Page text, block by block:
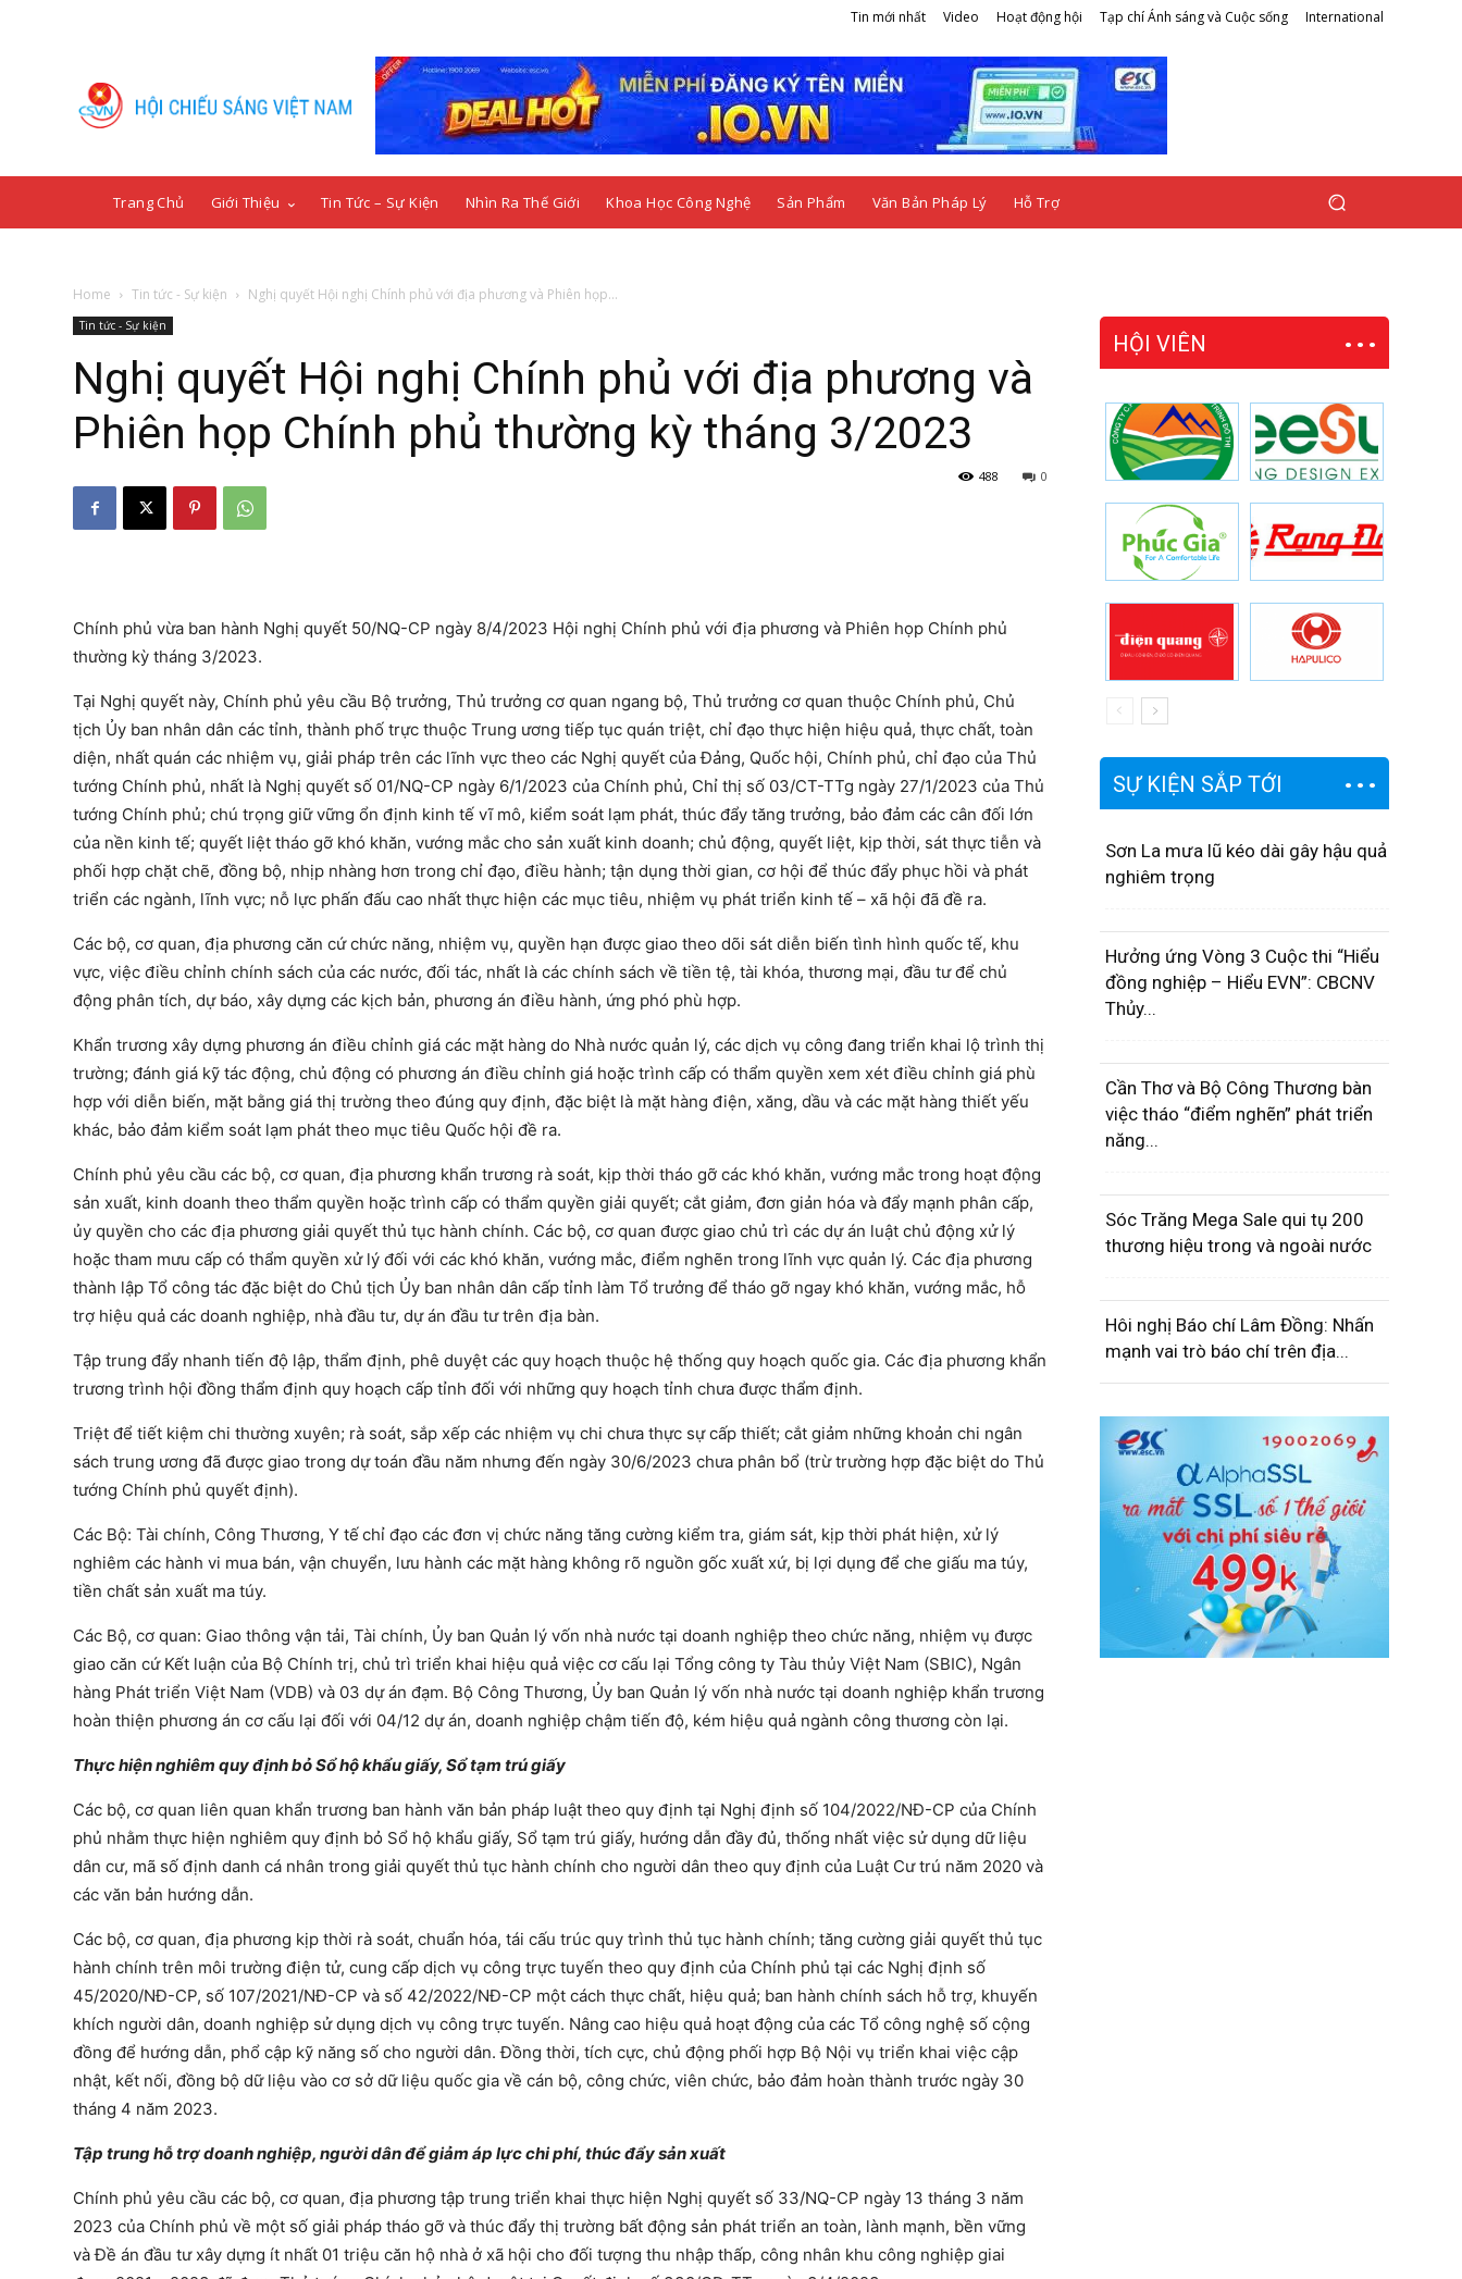
Tin mới nhất Video Hoạt động hội Tạp chí Ánh sáng và Cuộc sống International
Trang Chủ Giới Thiệu Tin Tức – Sự Kiện Nhìn Ra Thế Giới Khoa Học Công Nghệ Sản Phẩm Văn Bản Pháp Lý Hỗ Trợ
Home Tin tức - Sự kiện Nghị quyết Hội nghị Chính phủ với địa phương và Phiên họp...
Tin tức - Sự kiện
Nghị quyết Hội nghị Chính phủ với địa phương và
Phiên họp Chính phủ thường kỳ tháng 3/2023
0
488
Chính phủ vừa ban hành Nghị quyết 50/NQ-CP ngày 8/4/2023 Hội nghị Chính phủ với địa phương và Phiên họp Chính phủ
thường kỳ tháng 3/2023.
Tại Nghị quyết này, Chính phủ yêu cầu Bộ trưởng, Thủ trưởng cơ quan ngang bộ, Thủ trưởng cơ quan thuộc Chính phủ, Chủ
tịch Ủy ban nhân dân các tỉnh, thành phố trực thuộc Trung ương tiếp tục quán triệt, chỉ đạo thực hiện hiệu quả, thực chất, toàn
diện, nhất quán các nhiệm vụ, giải pháp trên các lĩnh vực theo các Nghị quyết của Đảng, Quốc hội, Chính phủ, chỉ đạo của Thủ
tướng Chính phủ, nhất là Nghị quyết số 01/NQ-CP ngày 6/1/2023 của Chính phủ, Chỉ thị số 03/CT-TTg ngày 27/1/2023 của Thủ
tướng Chính phủ; chú trọng giữ vững ổn định kinh tế vĩ mô, kiểm soát lạm phát, thúc đẩy tăng trưởng, bảo đảm các cân đối lớn
của nền kinh tế; quyết liệt tháo gỡ khó khăn, vướng mắc cho sản xuất kinh doanh; chủ động, quyết liệt, kịp thời, sát thực tiễn và
phối hợp chặt chẽ, đồng bộ, nhịp nhàng hơn trong chỉ đạo, điều hành; tận dụng thời gian, cơ hội để thúc đẩy phục hồi và phát
triển các ngành, lĩnh vực; nỗ lực phấn đấu cao nhất thực hiện các mục tiêu, nhiệm vụ phát triển kinh tế – xã hội đã đề ra.
Các bộ, cơ quan, địa phương căn cứ chức năng, nhiệm vụ, quyền hạn được giao theo dõi sát diễn biến tình hình quốc tế, khu
vực, việc điều chỉnh chính sách của các nước, đối tác, nhất là các chính sách về tiền tệ, tài khóa, thương mại, đầu tư để chủ
động phân tích, dự báo, xây dựng các kịch bản, phương án điều hành, ứng phó phù hợp.
Khẩn trương xây dựng phương án điều chỉnh giá các mặt hàng do Nhà nước quản lý, các dịch vụ công đang triển khai lộ trình thị
trường; đánh giá kỹ tác động, chủ động có phương án điều chỉnh giá hoặc trình cấp có thẩm quyền xem xét điều chỉnh giá phù
hợp với diễn biến, mặt bằng giá thị trường theo đúng quy định, đặc biệt là mặt hàng điện, xăng, dầu và các mặt hàng thiết yếu
khác, bảo đảm kiểm soát lạm phát theo mục tiêu Quốc hội đề ra.
Chính phủ yêu cầu các bộ, cơ quan, địa phương khẩn trương rà soát, kịp thời tháo gỡ các khó khăn, vướng mắc trong hoạt động
sản xuất, kinh doanh theo thẩm quyền hoặc trình cấp có thẩm quyền giải quyết; cắt giảm, đơn giản hóa và đẩy mạnh phân cấp,
ủy quyền cho các địa phương giải quyết thủ tục hành chính. Các bộ, cơ quan được giao chủ trì các dự án luật chủ động xử lý
hoặc tham mưu cấp có thẩm quyền xử lý đối với các khó khăn, vướng mắc, điểm nghẽn trong lĩnh vực quản lý. Các địa phương
thành lập Tổ công tác đặc biệt do Chủ tịch Ủy ban nhân dân cấp tỉnh làm Tổ trưởng để tháo gỡ ngay khó khăn, vướng mắc, hỗ
trợ hiệu quả các doanh nghiệp, nhà đầu tư, dự án đầu tư trên địa bàn.
Tập trung đẩy nhanh tiến độ lập, thẩm định, phê duyệt các quy hoạch thuộc hệ thống quy hoạch quốc gia. Các địa phương khẩn
trương trình hội đồng thẩm định quy hoạch cấp tỉnh đối với những quy hoạch tỉnh chưa được thẩm định.
Triệt để tiết kiệm chi thường xuyên; rà soát, sắp xếp các nhiệm vụ chi chưa thực sự cấp thiết; cắt giảm những khoản chi ngân
sách trung ương đã được giao trong dự toán đầu năm nhưng đến ngày 30/6/2023 chưa phân bổ (trừ trường hợp đặc biệt do Thủ
tướng Chính phủ quyết định).
Các Bộ: Tài chính, Công Thương, Y tếchỉ đạo các đơn vị chức năng tăng cường kiểm tra, giám sát, kịp thời phát hiện, xử lý
nghiêm các hành vi mua bán, vận chuyển, lưu hành các mặt hàng không rõ nguồn gốc xuất xứ, bị lợi dụng để che giấu ma túy,
tiền chất sản xuất ma túy.
Các Bộ, cơ quan: Giao thông vận tải, Tài chính, Ủy ban Quản lý vốn nhà nước tại doanh nghiệp theo chức năng, nhiệm vụ được
giao căn cứ Kết luận của Bộ Chính trị, chủ trì triển khai hiệu quả việc cơ cấu lại Tổng công ty Tàu thủy Việt Nam (SBIC), Ngân
hàng Phát triển Việt Nam (VDB) và 03 dự án đạm. Bộ Công Thương, Ủy ban Quản lý vốn nhà nước tại doanh nghiệp khẩn trương
hoàn thiện phương án cơ cấu lại đối với 04/12 dự án, doanh nghiệp chậm tiến độ, kém hiệu quả ngành công thương còn lại.
Thực hiện nghiêm quy định bỏ Sổ hộ khẩu giấy, Sổ tạm trú giấy
Các bộ, cơ quan liên quan khẩn trương ban hành văn bản pháp luật theo quy định tại Nghị định số 104/2022/NĐ-CP của Chính
phủ nhằm thực hiện nghiêm quy định bỏ Sổ hộ khẩu giấy, Sổ tạm trú giấy, hướng dẫn đầy đủ, thống nhất việc sử dụng dữ liệu
dân cư, mã số định danh cá nhân trong giải quyết thủ tục hành chính cho người dân theo quy định của Luật Cư trú năm 2020 và
các văn bản hướng dẫn.
Các bộ, cơ quan, địa phương kịp thời rà soát, chuẩn hóa, tái cấu trúc quy trình thủ tục hành chính; tăng cường giải quyết thủ tục
hành chính trên môi trường điện tử, cung cấp dịch vụ công trực tuyến theo quy định của Chính phủ tại các Nghị định số
45/2020/NĐ-CP, số 107/2021/NĐ-CP và số 42/2022/NĐ-CP một cách thực chất, hiệu quả; ban hành chính sách hỗ trợ, khuyến
khích người dân, doanh nghiệp sử dụng dịch vụ công trực tuyến. Nâng cao hiệu quả hoạt động của các Tổ công nghệ số cộng
đồng để hướng dẫn, phổ cập kỹ năng số cho người dân. Đồng thời, tích cực, chủ động phối hợp Bộ Nội vụ triển khai việc cập
nhật, kết nối, đồng bộ dữ liệu vào cơ sở dữ liệu quốc gia về cán bộ, công chức, viên chức, bảo đảm hoàn thành trước ngày 30
tháng 4 năm 2023.
Tập trung hỗ trợ doanh nghiệp, người dân để giảm áp lực chi phí, thúc đẩy sản xuất
Chính phủ yêu cầu các bộ, cơ quan, địa phương tập trung triển khai thực hiện Nghị quyết số 33/NQ-CP ngày 13 tháng 3 năm
2023 của Chính phủ về một số giải pháp tháo gỡ và thúc đẩy thị trường bất động sản phát triển an toàn, lành mạnh, bền vững
và Đề án đầu tư xây dựng ít nhất 01 triệu căn hộ nhà ở xã hội cho đối tượng thu nhập thấp, công nhân khu công nghiệp giai
HỘI VIÊN
SỰ KIỆN SẮP TỚI
Sơn La mưa lũ kéo dài gây hậu quả
nghiêm trọng
Hưởng ứng Vòng 3 Cuộc thi “Hiểu
đồng nghiệp – Hiểu EVN”: CBCNV
Thủy...
Cần Thơ và Bộ Công Thương bàn
việc tháo “điểm nghẽn” phát triển
năng...
Sóc Trăng Mega Sale qui tụ 200
thương hiệu trong và ngoài nước
Hôi nghị Báo chí Lâm Đồng: Nhấn
mạnh vai trò báo chí trên địa...